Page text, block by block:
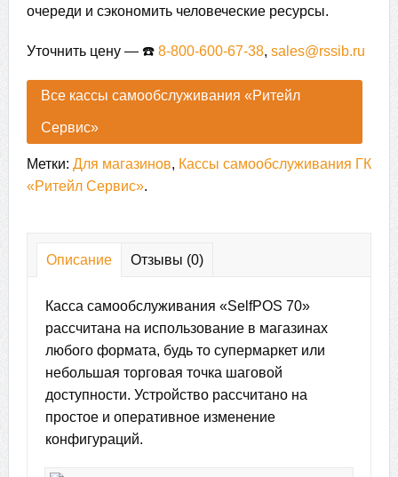
очереди и сэкономить человеческие ресурсы.
Уточнить цену — ☎️ 8-800-600-67-38, sales@rssib.ru
Все кассы самообслуживания «Ритейл
Сервис»
Метки: Для магазинов, Кассы самообслуживания ГК
«Ритейл Сервис».
Описание Отзывы (0)
Касса самообслуживания «SelfPOS 70»
рассчитана на использование в магазинах
любого формата, будь то супермаркет или
небольшая торговая точка шаговой
доступности. Устройство рассчитано на
простое и оперативное изменение
конфигураций.